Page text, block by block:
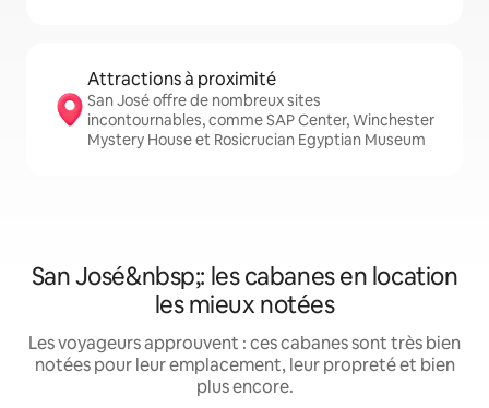
Attractions à proximité
San José offre de nombreux sites
incontournables, comme SAP Center, Winchester
Mystery House et Rosicrucian Egyptian Museum
San José&nbsp;: les cabanes en location
les mieux notées
Les voyageurs approuvent : ces cabanes sont très bien
notées pour leur emplacement, leur propreté et bien
plus encore.